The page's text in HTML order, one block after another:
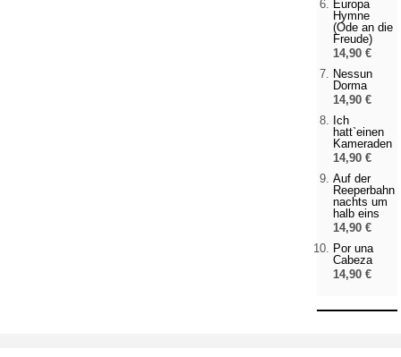
Europa
Hymne
(Ode an die
Freude)
14,90 €
Nessun
Dorma
14,90 €
Ich
hatt`einen
Kameraden
14,90 €
Auf der
Reeperbahn
nachts um
halb eins
14,90 €
Por una
Cabeza
14,90 €